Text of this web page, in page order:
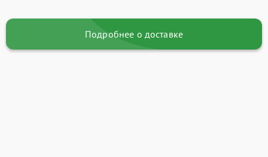
Подробнее о доставке